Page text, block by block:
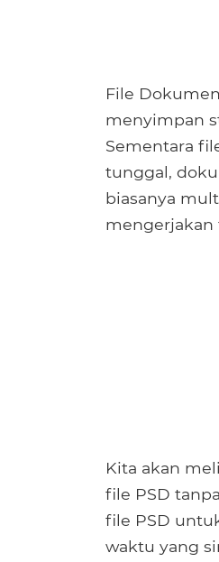
File
menyimpan
Sementara
tunggal,
biasanya
Kita akan
file PSD
file PSD
waktu yang